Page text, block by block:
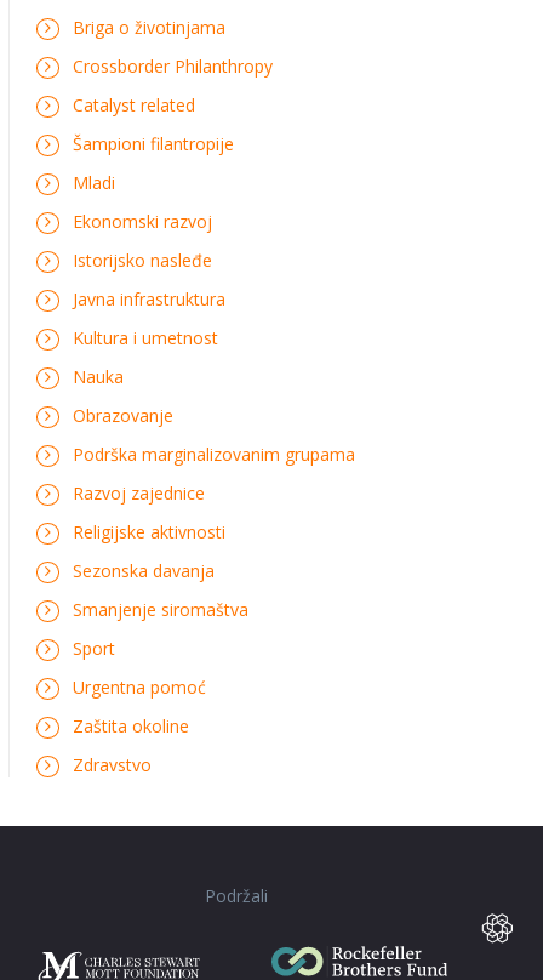
Briga o životinjama
Crossborder Philanthropy
Catalyst related
Šampioni filantropije
Mladi
Ekonomski razvoj
Istorijsko nasleđe
Javna infrastruktura
Kultura i umetnost
Nauka
Obrazovanje
Podrška marginalizovanim grupama
Razvoj zajednice
Religijske aktivnosti
Sezonska davanja
Smanjenje siromaštva
Sport
Urgentna pomoć
Zaštita okoline
Zdravstvo
Podržali